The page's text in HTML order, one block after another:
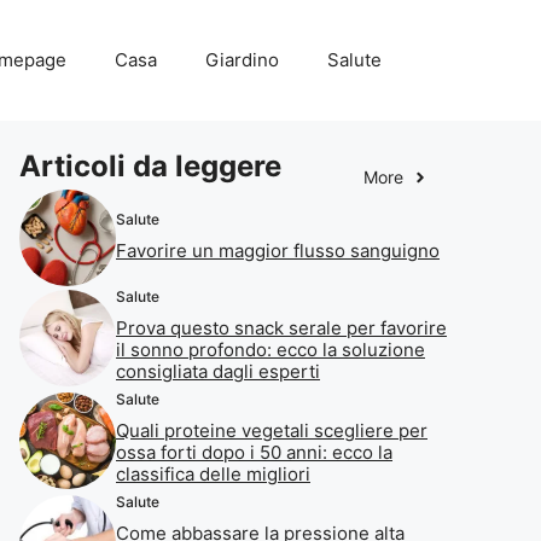
Casa Giardino Salute
Articoli da leggere More
Salute
Favorire un maggior flusso sanguigno
Salute
Prova questo snack serale per favorire
il sonno profondo: ecco la soluzione
consigliata dagli esperti
Salute
Quali proteine vegetali scegliere per
ossa forti dopo i 50 anni: ecco la
classifica delle migliori
Salute
Come abbassare la pressione alta